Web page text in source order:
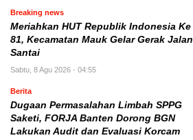
Breaking news
Meriahkan HUT Republik Indonesia Ke
81, Kecamatan Mauk Gelar Gerak Jalan
Santai
Sabtu, 8 Agu 2026 - 04:55
Berita
Dugaan Permasalahan Limbah SPPG
Saketi, FORJA Banten Dorong BGN
Lakukan Audit dan Evaluasi Korcam